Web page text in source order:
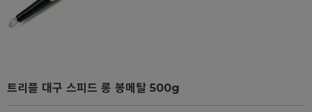
트리플 대구 스피드 롱 봉메탈 500g